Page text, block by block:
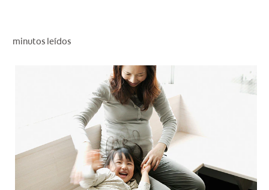
PARA PROFESIONALES
SUSCRÍBETE
minutos leídos